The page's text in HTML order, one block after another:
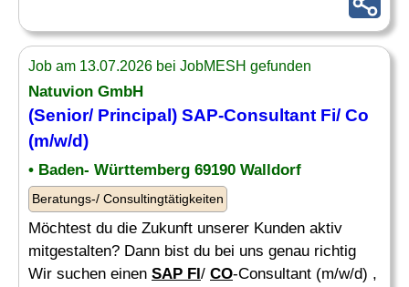
Job am 13.07.2026 bei JobMESH gefunden
Natuvion GmbH
(Senior/ Principal) SAP-Consultant Fi/ Co
(m/w/d)
• Baden- Württemberg 69190 Walldorf
Beratungs-/ Consultingtätigkeiten
Möchtest du die Zukunft unserer Kunden aktiv
mitgestalten? Dann bist du bei uns genau richtig
Wir suchen einen SAP FI/ CO-Consultant (m/w/d) ,